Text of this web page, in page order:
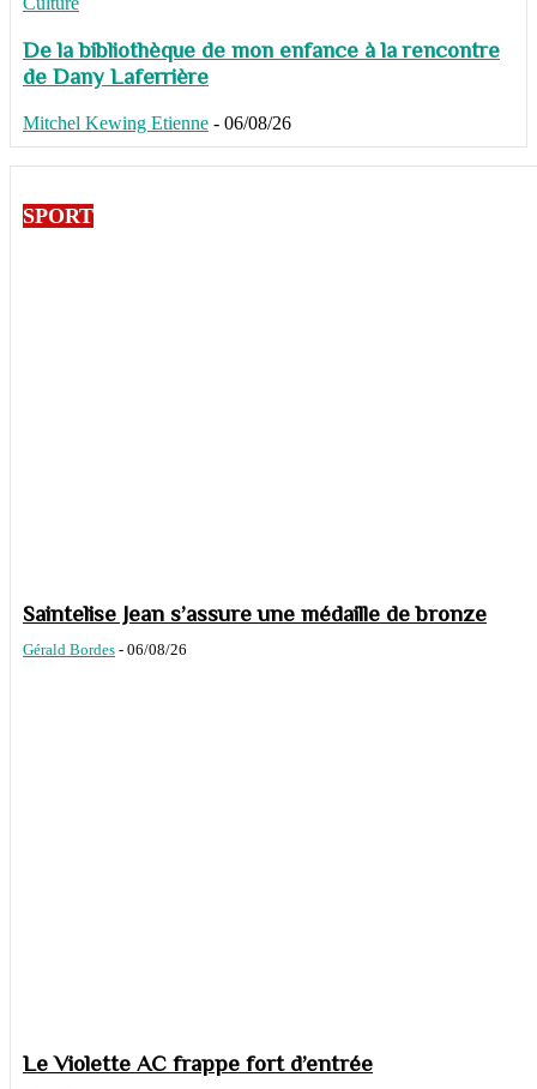
De la bibliothèque de mon enfance à la rencontre
de Dany Laferrière
Mitchel Kewing Etienne - 06/08/26
SPORT
Saintelise Jean s’assure une médaille de bronze
Gérald Bordes - 06/08/26
Le Violette AC frappe fort d’entrée